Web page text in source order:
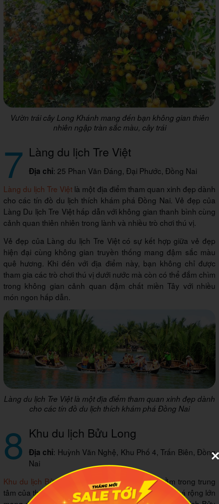
Vườn trái cây Long Khánh mang đến bạn không gian thiên
nhiên ngập tràn sắc màu, cây trái
7 Làng du lịch Tre Việt
Địa chỉ: 25 Phan Văn Đáng, Đại Phước, Đồng Nai
Làng du lịch Tre Việt là một địa điểm tham quan xinh đẹp dành
cho các tín đồ du lịch thích khám phá Đồng Nai. Vẻ đẹp của
Làng Du lịch Tre Việt hấp dẫn với không gian thanh bình cùng
cảnh quan thiên nhiên trong lành và nhiều trò chơi thú vị.
Vẻ đẹp của Làng du lịch Tre Việt có sự kết hợp giữa vẻ đẹp
hiện đại cùng không gian truyền thống mang đậm sắc màu
quê hương. Khi đến với địa điểm này, bạn không chỉ được
tham gia các trò chơi thú vị dưới nước mà còn có thể đắm chìm
trong không gian cảnh quan đậm chất miền Tây với nhiều
món ngon hấp dẫn.
Làng du lịch Tre Việt là một địa điểm tham quan xinh đẹp dành
cho các tín đồ du lịch thích khám phá Đồng Nai
8 Khu du lịch Bửu Long
Địa chỉ: Huỳnh Văn Nghệ, Khu Phố 4, Trấn Biên, Đồng
Nai
Khu du lịch Bửu Long
là địa điểm tham quan nằm trong trung
tâm của thành phố Biên Hòa. Không gian nơi đây khá rộng lớn